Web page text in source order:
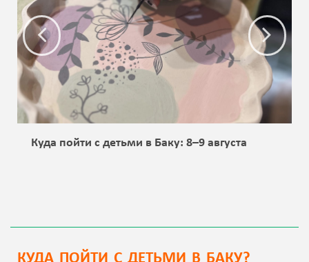
Куда пойти с детьми в Баку: 8–9 августа
КУДА ПОЙТИ С ДЕТЬМИ В БАКУ?